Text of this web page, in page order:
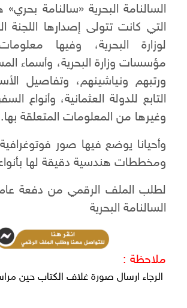
السالنامة البحرية «سالنامة بحري»
التي كانت تتولى إصدارها اللجنة
لوزارة البحرية، وفيها
مؤسسات وزارة البحرية، وأسماء
ورتبهم ونياشينهم، وتفاصيل
التابع للدولة العثمانية، وأنواع
وغيرها من المعلومات المتعلقة بها.
وأحيانا يوضع فيها صور
ومخططات هندسية دقيقة لها
السالنامة البحرية
ملاحظة :
الرجاء ارسال صورة غلاف الكتاب حين